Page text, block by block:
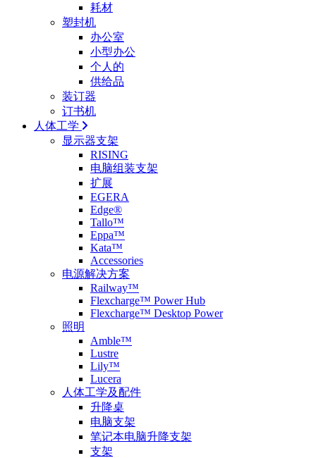
耗材
塑封机
办公室
小型办公
个人的
供给品
装订器
订书机
人体工学
显示器支架
RISING
电脑组装支架
扩展
EGERA
Edge®
Tallo™
Eppa™
Kata™
Accessories
电源解决方案
Railway™
Flexcharge™ Power Hub
Flexcharge™ Desktop Power
照明
Amble™
Lustre
Lily™
Lucera
人体工学及配件
升降桌
电脑支架
笔记本电脑升降支架
支架